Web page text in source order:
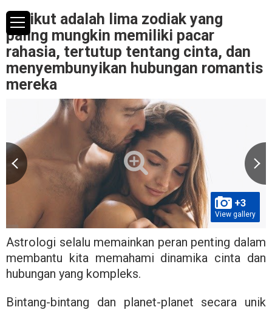
Berikut adalah lima zodiak yang
paling mungkin memiliki pacar
rahasia, tertutup tentang cinta, dan
menyembunyikan hubungan romantis
mereka
+3
View gallery
Astrologi selalu memainkan peran penting dalam
membantu kita memahami dinamika cinta dan
hubungan yang kompleks.
Bintang-bintang dan planet-planet secara unik